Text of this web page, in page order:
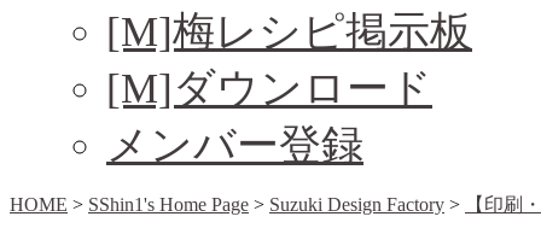
[M]梅レシピ掲示板
[M]ダウンロード
メンバー登録
HOME > SShin1's Home Page > Suzuki Design Factory > 【印刷